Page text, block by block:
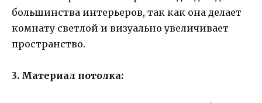
большинства интерьеров, так как она делает
комнату светлой и визуально увеличивает
пространство.
3. Материал потолка: